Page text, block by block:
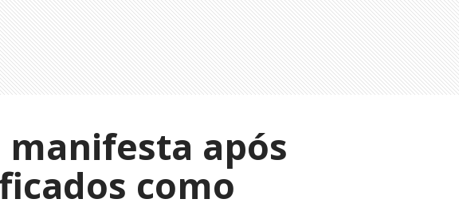
manifesta após
como